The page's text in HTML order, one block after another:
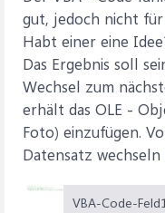
gut, jedoch nicht
Habt einer eine
Das Ergebnis soll
Wechsel zum
erhält das OLE -
Foto) einzufügen.
Datensatz
VBA-Code-